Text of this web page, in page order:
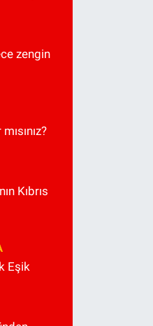
zengin
Kıbrıs
Eşik